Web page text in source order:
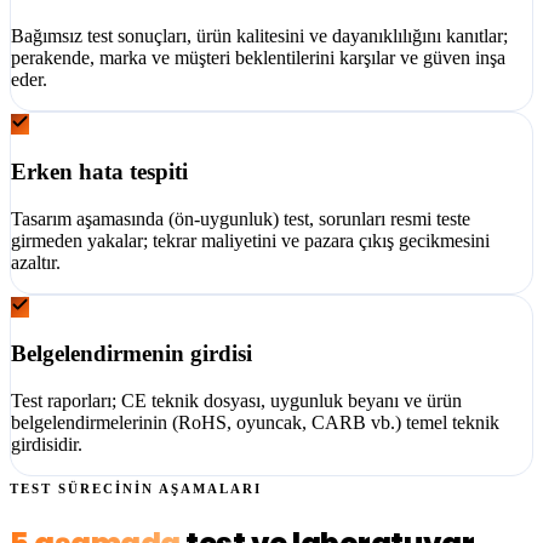
Bağımsız test sonuçları, ürün kalitesini ve dayanıklılığını kanıtlar;
perakende, marka ve müşteri beklentilerini karşılar ve güven inşa
eder.
Erken hata tespiti
Tasarım aşamasında (ön-uygunluk) test, sorunları resmi teste
girmeden yakalar; tekrar maliyetini ve pazara çıkış gecikmesini
azaltır.
Belgelendirmenin girdisi
Test raporları; CE teknik dosyası, uygunluk beyanı ve ürün
belgelendirmelerinin (RoHS, oyuncak, CARB vb.) temel teknik
girdisidir.
TEST SÜRECİNİN AŞAMALARI